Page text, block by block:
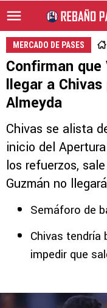
MERCADO DE PASES
Confirman
llegar a
Almeyda
Chivas se alista
inicio del
los refuerzos,
Guzmán no
Semáforo de
Chivas tendría
impedir que